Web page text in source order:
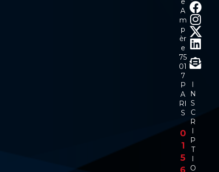
A
m
p
èr
e
75
01
7
P
A
RI
S
0
1
5
I
N
S
C
R
I
P
T
I
O